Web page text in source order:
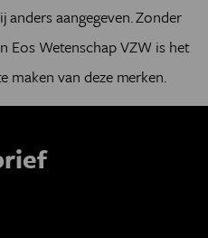
anders aangegeven. Zonder
Eos Wetenschap VZW is het
maken van deze merken.